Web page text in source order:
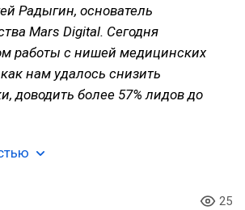
Радыгин, основатель
Mars Digital. Сегодня
работы с нишей медицинских
нам удалось снизить
доводить более 57% лидов до
25